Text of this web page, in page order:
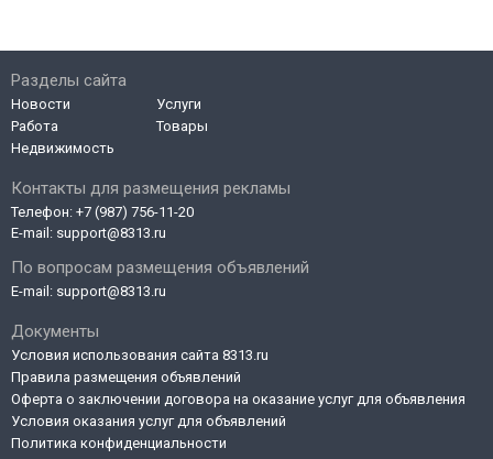
Контакты для размещения рекламы
Телефон: +7 (987) 756-11-20
E-mail: support@8313.ru
По вопросам размещения объявлений
E-mail: support@8313.ru
Документы
Условия использования сайта 8313.ru
Правила размещения объявлений
Оферта о заключении договора на оказание услуг для объявления
Условия оказания услуг для объявлений
Политика конфиденциальности
Разделы сайта
Новости
Работа
Недвижимость
Услуги
Товары